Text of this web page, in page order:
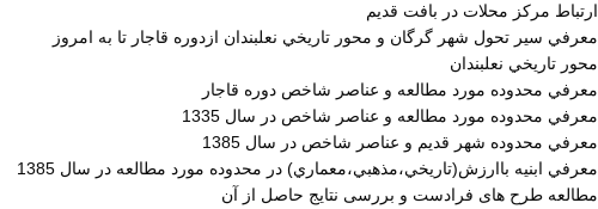
ارتباط مركز محلات در بافت قديم
معرفي سير تحول شهر گرگان و محور تاريخي نعلبندان ازدوره قاجار تا به امروز
محور تاريخي نعلبندان
معرفي محدوده مورد مطالعه و عناصر شاخص دوره قاجار
معرفي محدوده مورد مطالعه و عناصر شاخص در سال 1335
معرفي محدوده شهر قديم و عناصر شاخص در سال 1385
معرفي ابنيه باارزش(تاريخي،مذهبي،معماري) در محدوده مورد مطالعه در سال 1385
مطالعه طرح های فرادست و بررسی نتایج حاصل از آن